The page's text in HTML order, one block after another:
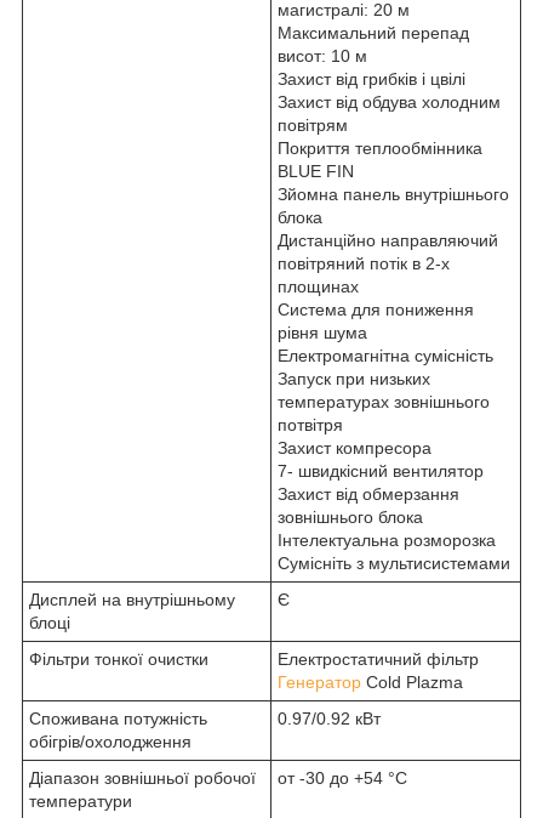
магистралі: 20 м
Максимальний перепад
висот: 10 м
Захист від грибків і цвілі
Захист від обдува холодним
повітрям
Покриття теплообмінника
BLUE FIN
Зйомна панель внутрішнього
блока
Дистанційно направляючий
повітряний потік в 2-х
площинах
Система для пониження
рівня шума
Електромагнітна сумісність
Запуск при низьких
температурах зовнішнього
потвітря
Захист компресора
7- швидкісний вентилятор
Захист від обмерзання
зовнішнього блока
Інтелектуальна розморозка
Сумісніть з мультисистемами
Дисплей на внутрішньому
блоці
Є
Фільтри тонкої очистки
Електростатичний фільтр
Генератор Cold Plazma
Споживана потужність
обігрів/охолодження
0.97/0.92 кВт
Діапазон зовнішньої робочої
температури
от -30 до +54 °С